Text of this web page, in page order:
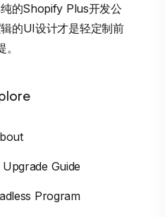
的Shopify Plus开发公
的UI设计才是轻定制前
。
Guide
Program